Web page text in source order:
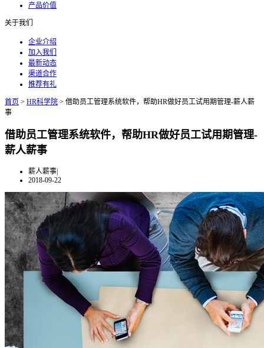
产品价值
关于我们
企业介绍
加入我们
最新动态
渠道合作
推荐有礼
首页 > HR科学院 > 借助员工管理系统软件，帮助HR做好员工试用期管理-薪人薪
事
借助员工管理系统软件，帮助HR做好员工试用期管理-
薪人薪事
薪人薪事|
2018-09-22